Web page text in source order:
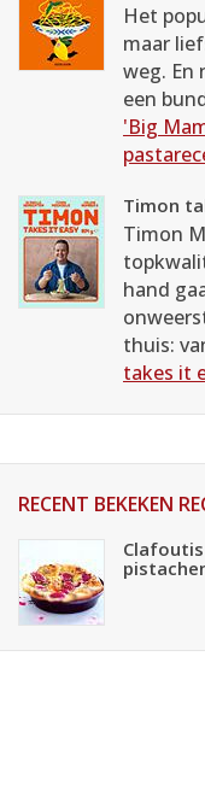
Het
maar
weg. En
een
'Big
Timon
Timon
hand
thuis:
takes it
RECENT BEKEKEN